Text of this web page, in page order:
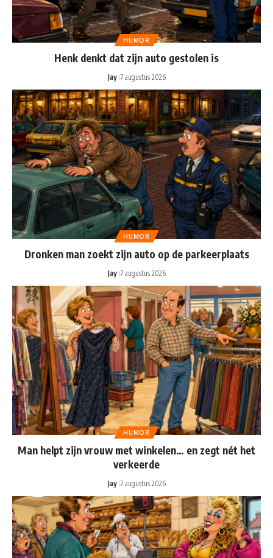
HUMOR
Henk denkt dat zijn auto gestolen is
Jay 7 augustus 2026
HUMOR
Dronken man zoekt zijn auto op de parkeerplaats
Jay 7 augustus 2026
HUMOR
Man helpt zijn vrouw met winkelen… en zegt nét het
verkeerde
Jay 7 augustus 2026